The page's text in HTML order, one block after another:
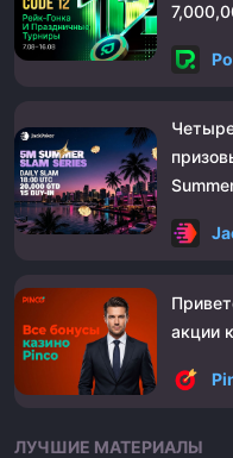
акции
ЛУЧШИЕ МАТЕРИАЛЫ